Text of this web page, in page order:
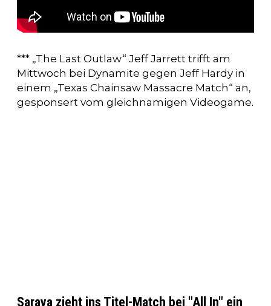
*** „The Last Outlaw“ Jeff Jarrett trifft am
Mittwoch bei Dynamite gegen Jeff Hardy in
einem „Texas Chainsaw Massacre Match“ an,
gesponsert vom gleichnamigen Videogame.
Saraya zieht ins Titel-Match bei "All In" ein